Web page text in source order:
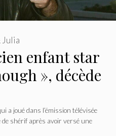
enfant star
», décède
Julia
a joué dans l’émission télévisée
de shérif après avoir versé une